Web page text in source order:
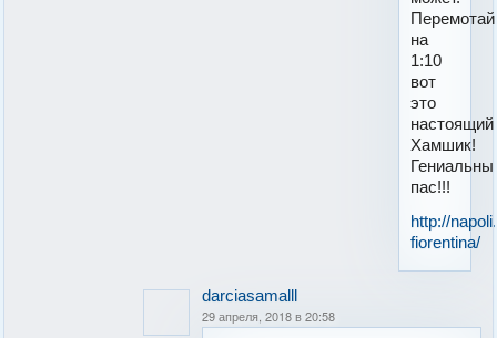
Перемотай
на
1:10
вот
это
настоящий
Хамшик!
пас!!!
http://
fiorentina/
darciasamalll
29 апреля, 2018 в 20:58